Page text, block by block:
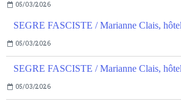
05/03/2026
SEGRE FASCISTE / Marianne Clais,
05/03/2026
SEGRE FASCISTE / Marianne Clais,
05/03/2026